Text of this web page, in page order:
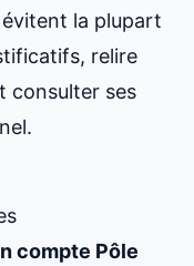
la plupart
relire
consulter ses
compte Pôle